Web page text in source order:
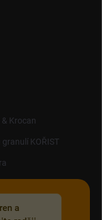
a
Krocan
KOŘIST
živých bakterií,